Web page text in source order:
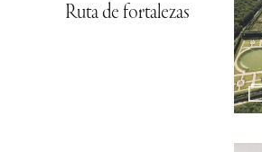
Ruta de fortalezas